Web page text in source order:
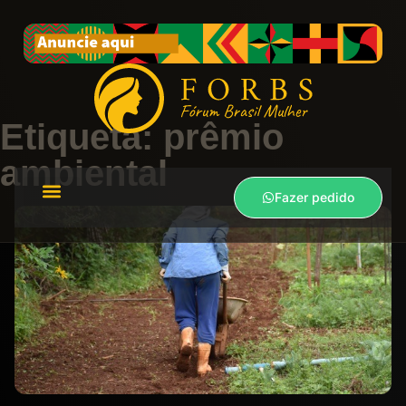
Fazer pedido
Etiqueta: prêmio
ambiental